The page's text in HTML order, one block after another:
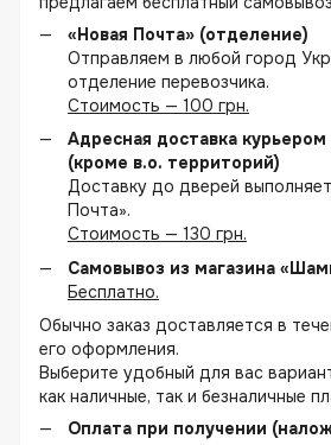
«Новая Почта» (отделение)
Отправляем в любой город
отделение перевозчика.
Стоимость — 100 грн.
Адресная доставка курьером
(кроме в.о. территорий)
Доставку до дверей
Почта».
Стоимость — 130 грн.
Самовывоз из магазина
Бесплатно.
Обычно заказ доставляется в
его оформления.
Выберите удобный для вас
как наличные, так и безналичные
Оплата при получении